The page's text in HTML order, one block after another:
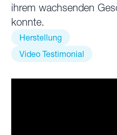
ihrem wachsenden
konnte.
Herstellung
Video Testimonial